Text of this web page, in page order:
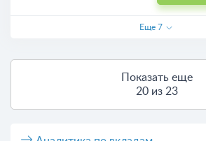
Еще 7
Показать еще
20 из 23